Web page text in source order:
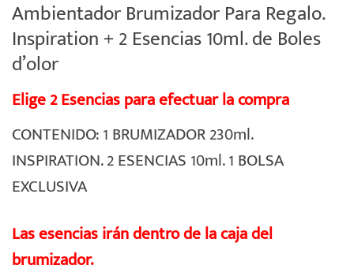
Ambientador Brumizador Para Regalo.
Inspiration + 2 Esencias 10ml. de Boles
d’olor
Elige 2 Esencias para efectuar la compra
CONTENIDO: 1 BRUMIZADOR 230ml.
INSPIRATION. 2 ESENCIAS 10ml. 1 BOLSA
EXCLUSIVA
Las esencias irán dentro de la caja del
brumizador.